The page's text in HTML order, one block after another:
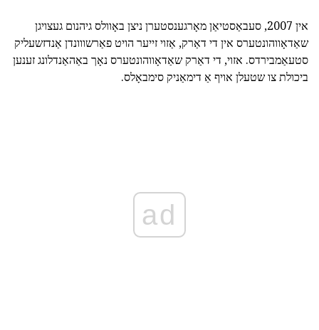
אין 2007, סעבאַסטיאַן מאָרגענסטערן ניצן באָוולס גיהנום געצויגן
שאַדאָווהונטערס אין די דאַרק, אַזוי זייער הויט פאַרשווונדן אַנדזשעליק
סטעאַמבירדס. אזוי, די דאַרק שאַדאָווהונטערס נאָך באַהאַנדלונג זענען
ביכולת צו שטעלן אויף אַ דימאַניק סימבאָלס.
ad